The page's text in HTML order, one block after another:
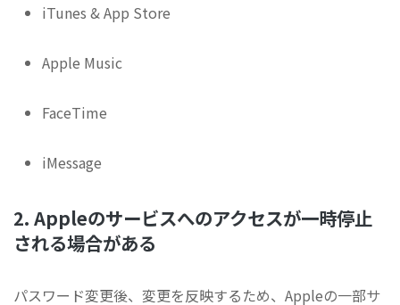
iTunes & App Store
Apple Music
FaceTime
iMessage
2. Appleのサービスへのアクセスが一時停止
される場合がある
パスワード変更後、変更を反映するため、Appleの一部サ